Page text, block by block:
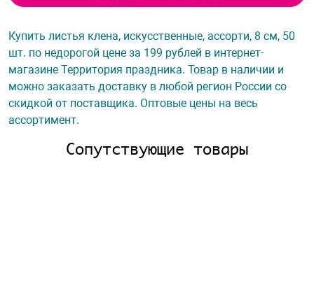
Купить листья клена, искусственные, ассорти, 8 см, 50
шт. по недорогой цене за 199 рублей в интернет-
магазине Территория праздника. Товар в наличии и
можно заказать доставку в любой регион России со
скидкой от поставщика. Оптовые цены на весь
ассортимент.
Сопутствующие товары